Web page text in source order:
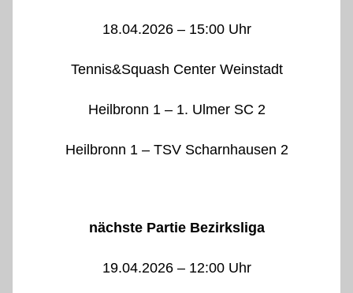
18.04.2026 – 15:00 Uhr
Tennis&Squash Center Weinstadt
Heilbronn 1 – 1. Ulmer SC 2
Heilbronn 1 – TSV Scharnhausen 2
nächste Partie Bezirksliga
19.04.2026 – 12:00 Uhr